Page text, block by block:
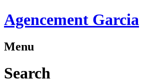
Agencement Garcia
Menu
Search